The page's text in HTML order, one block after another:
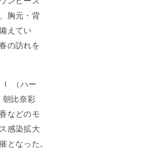
胸元・背
えてい
の訪れを
（ハー
朝比奈彩
などのモ
感染拡大
となった。